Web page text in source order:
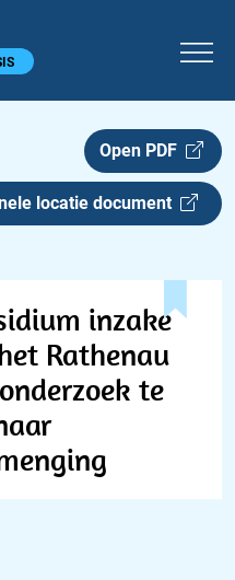
Open PDF
locatie document
inzake
Rathenau
te